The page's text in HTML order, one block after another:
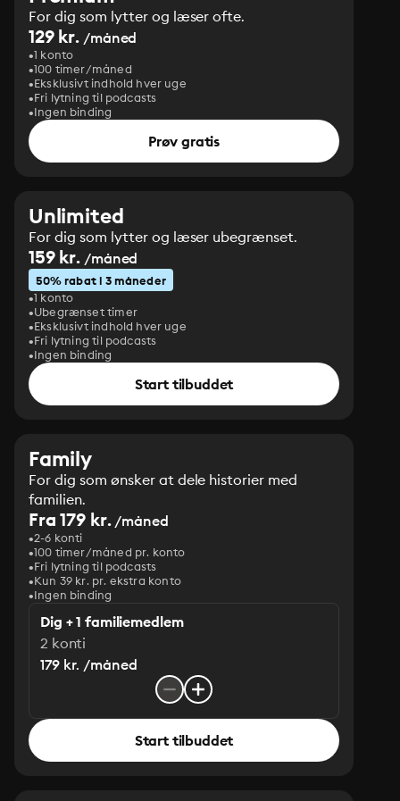
For dig som lytter og læser ofte.
129 kr. /måned
1 konto
100 timer/måned
Eksklusivt indhold hver uge
Fri lytning til podcasts
Ingen binding
Prøv gratis
Unlimited
For dig som lytter og læser ubegrænset.
159 kr. /måned
50% rabat i 3 måneder
1 konto
Ubegrænset timer
Eksklusivt indhold hver uge
Fri lytning til podcasts
Ingen binding
Start tilbuddet
Family
For dig som ønsker at dele historier med
familien.
Fra 179 kr./måned
2-6 konti
100 timer/måned pr. konto
Fri lytning til podcasts
Kun 39 kr. pr. ekstra konto
Ingen binding
Dig + 1 familiemedlem
2 konti
179 kr. /måned
Start tilbuddet